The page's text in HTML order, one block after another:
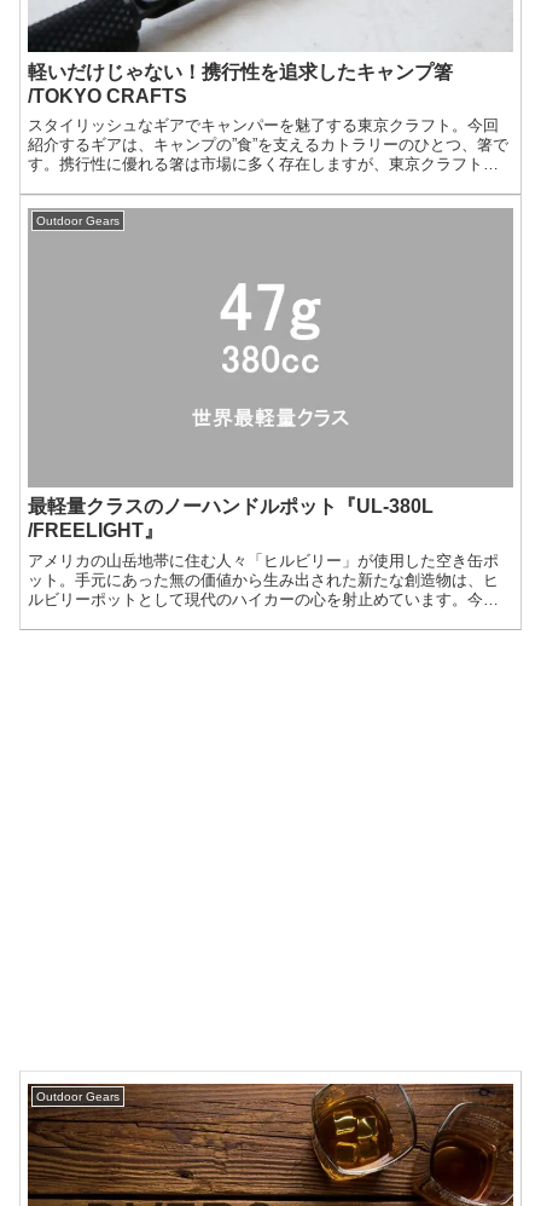
軽いだけじゃない！携行性を追求したキャンプ箸
/TOKYO CRAFTS
スタイリッシュなギアでキャンパーを魅了する東京クラフト。今回
紹介するギアは、キャンプの”食”を支えるカトラリーのひとつ、箸で
す。携行性に優れる箸は市場に多く存在しますが、東京クラフトの
Outdoor Gears
最軽量クラスのノーハンドルポット『UL-380L
/FREELIGHT』
アメリカの山岳地帯に住む人々「ヒルビリー」が使用した空き缶ポ
ット。手元にあった無の価値から生み出された新たな創造物は、ヒ
ルビリーポットとして現代のハイカーの心を射止めています。今回
Outdoor Gears